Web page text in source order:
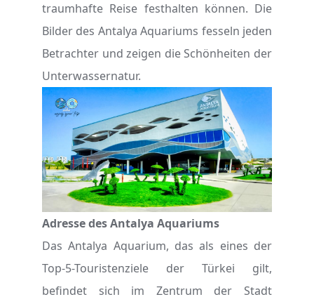
traumhafte Reise festhalten können. Die
Bilder des Antalya Aquariums fesseln jeden
Betrachter und zeigen die Schönheiten der
Unterwassernatur.
Adresse des Antalya Aquariums
Das Antalya Aquarium, das als eines der
Top-5-Touristenziele der Türkei gilt,
befindet sich im Zentrum der Stadt